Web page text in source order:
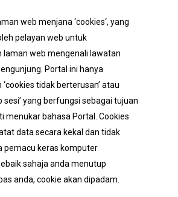
web menjana ‘cookies‘, yang
pelayan web untuk
laman web mengenali lawatan
Portal ini hanya
tidak berterusan’ atau
sesi’ yang berfungsi sebagai tujuan
menukar bahasa Portal. Cookies
data secara kekal dan tidak
pemacu keras komputer
sahaja anda menutup
anda, cookie akan dipadam.